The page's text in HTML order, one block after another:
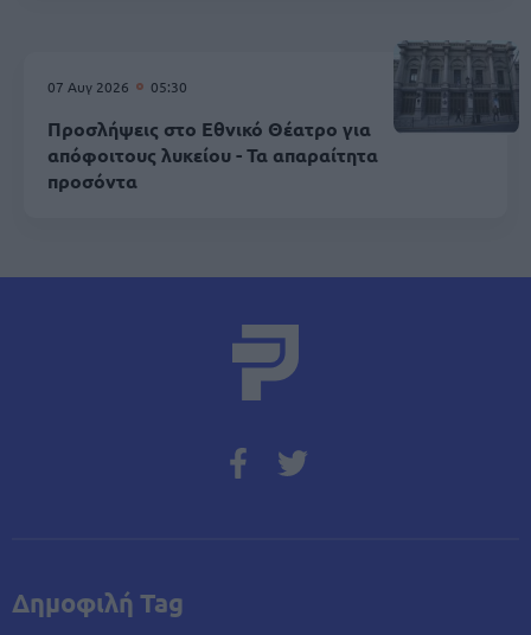
07 Αυγ 2026 05:30
Προσλήψεις στο Εθνικό Θέατρο για
απόφοιτους λυκείου - Τα απαραίτητα
προσόντα
Δημοφιλή Tag